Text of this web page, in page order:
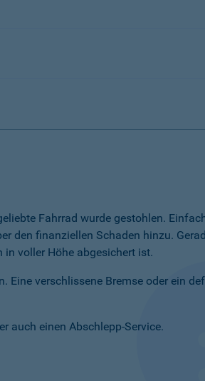
Fahrrad wurde gestohlen.
den finanziellen Schaden hinzu.
in voller Höhe abgesichert ist.
verschlissene Bremse oder ein
auch einen Abschlepp-Service.